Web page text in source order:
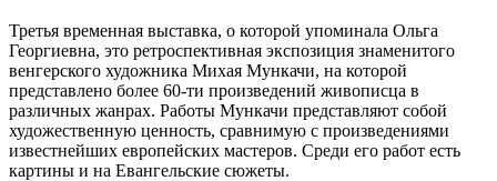
Третья временная выставка, о которой упоминала Ольга
Георгиевна, это ретроспективная экспозиция знаменитого
венгерского художника Михая Мункачи, на которой
представлено более 60-ти произведений живописца в
различных жанрах. Работы Мункачи представляют собой
художественную ценность, сравнимую с произведениями
известнейших европейских мастеров. Среди его работ есть
картины и на Евангельские сюжеты.